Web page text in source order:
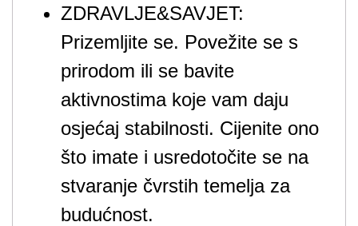
ZDRAVLJE&SAVJET:
Prizemljite se. Povežite se s
prirodom ili se bavite
aktivnostima koje vam daju
osjećaj stabilnosti. Cijenite ono
što imate i usredotočite se na
stvaranje čvrstih temelja za
budućnost.